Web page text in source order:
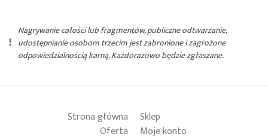
Nagrywanie całości lub fragmentów, publiczne odtwarzanie,
udostępnianie osobom trzecim jest zabronione i zagrożone
odpowiedzialnością karną. Każdorazowo będzie zgłaszane.
Strona główna
Oferta
Sklep
Moje konto